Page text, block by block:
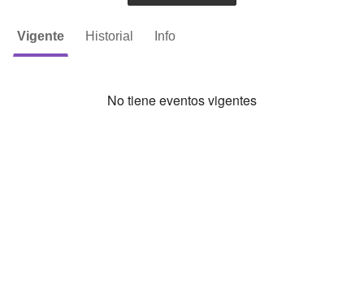
Vigente Historial Info
No tiene eventos vigentes